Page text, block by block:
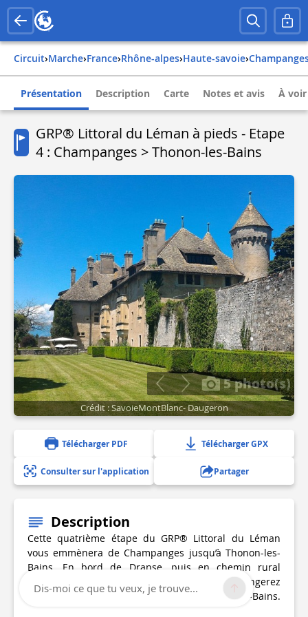
Circuit› Marche› france› rhône-alpes› haute-savoie›
Présentation Description Carte Notes et avis À
GRP® Littoral du Léman à pieds - Etape
4 : Champanges > Thonon-les-Bains
5 photo(s)
Crédit : SavoieMontBlanc- Daugeron
Télécharger PDF Télécharger GPX
Consulter sur l'application Partager
Description
Cette quatrième étape du GRP® Littoral du Léman
vous emmènera de Champanges jusqu’à Thonon-les-
Bains. En bord de Dranse, puis en chemin rural
jusqu’au parc de la Chataigneraie, vous longerez
ensuite le Léman jusqu’au centre de Thonon-les-Bains.
Dis-moi ce que tu veux, je trouve...